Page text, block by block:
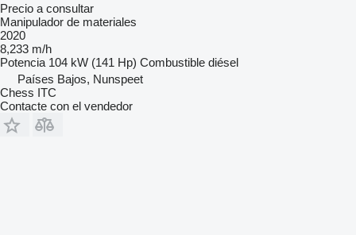
Precio a consultar
Manipulador de materiales
2020
8,233 m/h
Potencia 104 kW (141 Hp) Combustible diésel
Países Bajos, Nunspeet
Chess ITC
Contacte con el vendedor